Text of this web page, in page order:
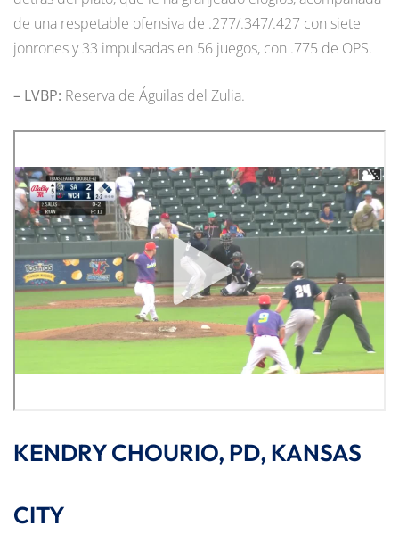
de una respetable ofensiva de .277/.347/.427 con siete
jonrones y 33 impulsadas en 56 juegos, con .775 de OPS.
– LVBP: Reserva de Águilas del Zulia.
KENDRY CHOURIO, PD, KANSAS
CITY